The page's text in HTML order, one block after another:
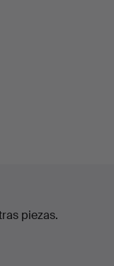
piezas.